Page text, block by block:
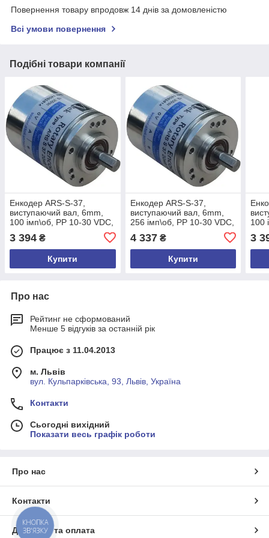
Повернення товару впродовж 14 днів за домовленістю
Всі умови повернення
Подібні товари компанії
Енкодер ARS-S-37,
виcтупаючий вал, 6mm,
100 імп\об, PP 10-30 VDC,
A,/A,B,/B,Z,/Z, кабель 3м,
задній
3 394 ₴
Купити
Енкодер ARS-S-37,
виcтупаючий вал, 6mm,
256 імп\об, PP 10-30 VDC,
A,/A,B,/B,Z,/Z, кабель 3м,
задній
4 337₴
Купити
100
3
Про нас
Рейтинг не сформований
Менше 5 відгуків за останній рік
Працює з 11.04.2013
м. Львів
вул. Кульпарківська, 93, Львів, Україна
Контакти
Сьогодні вихідний
Показати весь графік роботи
Про нас
Контакти
Доставка та оплата
КНОПКА
ЗВ'ЯЗКУ